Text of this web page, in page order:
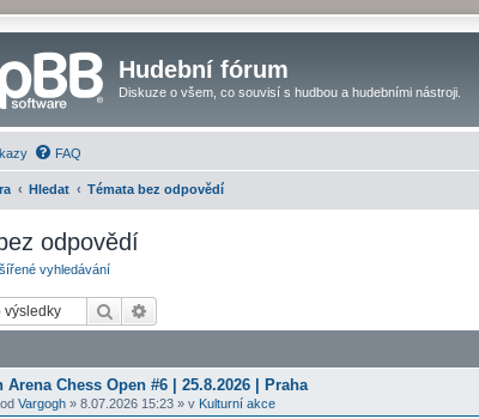
Hudební fórum
Diskuze o všem, co souvisí s hudbou a hudebními nástroji.
FAQ
Hledat Témata bez odpovědí
odpovědí
vyhledávání
Hledat
Arena Chess Open #6 | 25.8.2026 | Praha
od Vargogh » 8.07.2026 15:23 » v Kulturní akce